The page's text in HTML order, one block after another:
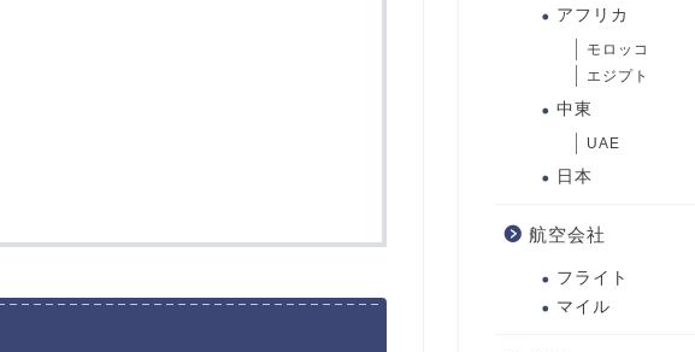
アフリカ
モロッコ
エジプト
中東
UAE
日本
航空会社
フライト
マイル